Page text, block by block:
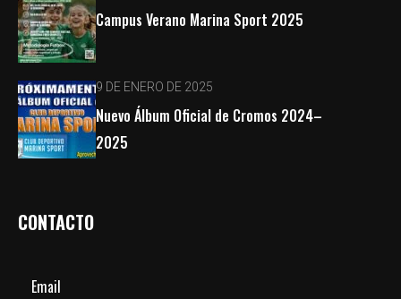
Campus Verano Marina Sport 2025
9 DE ENERO DE 2025
Nuevo Álbum Oficial de Cromos 2024–
2025
CONTACTO
Email